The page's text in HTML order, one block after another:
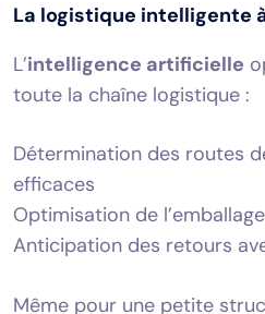
La logistique intelligente
L’intelligence artificielle
toute la chaîne logistique :
Détermination des routes
efficaces
Optimisation de
Anticipation des retours
Même pour une petite